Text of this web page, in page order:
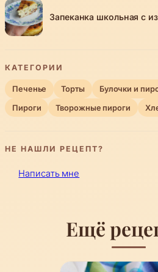
Запеканка школьная с
КАТЕГОРИИ
Печенье Торты Булочки и
Пироги Творожные пироги
НЕ НАШЛИ РЕЦЕПТ?
Написать мне
Ещё